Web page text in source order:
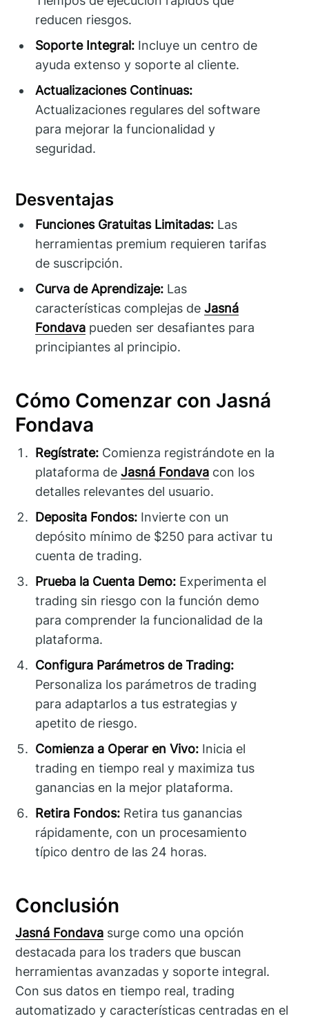
reducen riesgos.
Soporte Integral: Incluye un centro de
ayuda extenso y soporte al cliente.
Actualizaciones Continuas:
Actualizaciones regulares del software
para mejorar la funcionalidad y
seguridad.
Desventajas
Funciones Gratuitas Limitadas: Las
herramientas premium requieren tarifas
de suscripción.
Curva de Aprendizaje: Las
características complejas deJasná
Fondava pueden ser desafiantes para
principiantes al principio.
Cómo Comenzar con Jasná
Fondava
Regístrate: Comienza registrándote en la
plataforma deJasná Fondava con los
detalles relevantes del usuario.
Deposita Fondos: Invierte con un
depósito mínimo de $250 para activar tu
cuenta de trading.
Prueba la Cuenta Demo: Experimenta el
trading sin riesgo con la función demo
para comprender la funcionalidad de la
plataforma.
Configura Parámetros de Trading:
Personaliza los parámetros de trading
para adaptarlos a tus estrategias y
apetito de riesgo.
Comienza a Operar en Vivo: Inicia el
trading en tiempo real y maximiza tus
ganancias en la mejor plataforma.
Retira Fondos: Retira tus ganancias
rápidamente, con un procesamiento
típico dentro de las 24 horas.
Conclusión
Jasná Fondava surge como una opción
destacada para los traders que buscan
herramientas avanzadas y soporte integral.
Con sus datos en tiempo real, trading
automatizado y características centradas en el